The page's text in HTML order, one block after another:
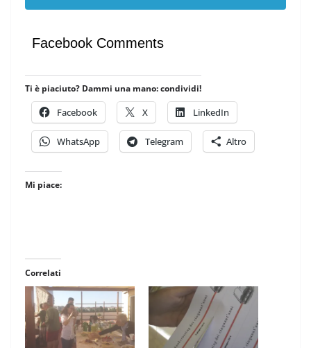
Facebook Comments
Ti è piaciuto? Dammi una mano: condividi!
Facebook X LinkedIn
WhatsApp Telegram Altro
Mi piace:
Correlati